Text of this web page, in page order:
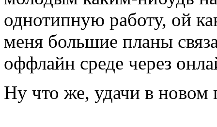
однотипную работу, ой
меня большие планы
оффлайн среде через
Ну что же, удачи в новом